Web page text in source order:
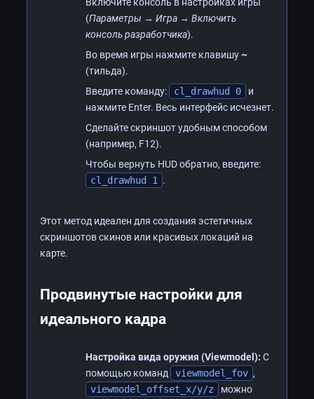
Включите консоль в настройках игры
(Параметры → Игра → Включить
консоль разработчика).
Во время игры нажмите клавишу~
(тильда).
Введите команду:
cl_drawhud 0
и
нажмите Enter. Весь интерфейс исчезнет.
Сделайте скриншот удобным способом
(например, F12).
Чтобы вернуть HUD обратно, введите:
cl_drawhud 1 .
Этот метод идеален для создания эстетичных
скриншотов скинов или красивых локаций на
карте.
Продвинутые настройки для
идеального кадра
Настройка вида оружия (Viewmodel): С
помощью команд
viewmodel_fov ,
viewmodel_offset_x/y/z
можно